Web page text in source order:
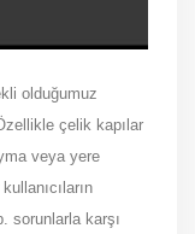
olduğumuz
çelik kapılar
veya yere
sorunlarla karşı